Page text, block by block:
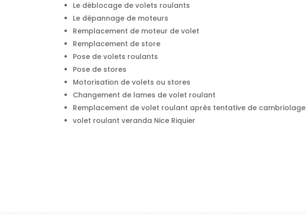
Le déblocage de volets roulants
Le dépannage de moteurs
Remplacement de moteur de volet
Remplacement de store
Pose de volets roulants
Pose de stores
Motorisation de volets ou stores
Changement de lames de volet roulant
Remplacement de volet roulant après tentative de cambriolage
volet roulant veranda Nice Riquier